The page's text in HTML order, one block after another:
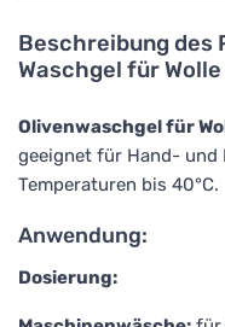
Beschreibung des
Waschgel für Wolle
Olivenwaschgel für
geeignet für Hand- und
Temperaturen bis 40°C.
Anwendung:
Dosierung: